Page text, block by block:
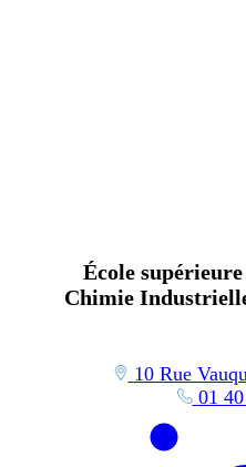
École
Chimie
10 Rue
01